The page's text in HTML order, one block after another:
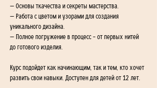
— Основы ткачества и секреты мастерства.
— Работа с цветом и узорами для создания
уникального дизайна.
— Полное погружение в процесс – от первых нитей
до готового изделия.
Курс подойдет как начинающим, так и тем, кто хочет
развить свои навыки. Доступен для детей от 12 лет.